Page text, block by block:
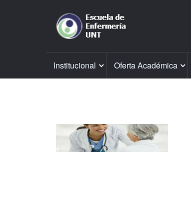
Institucional Oferta Académica